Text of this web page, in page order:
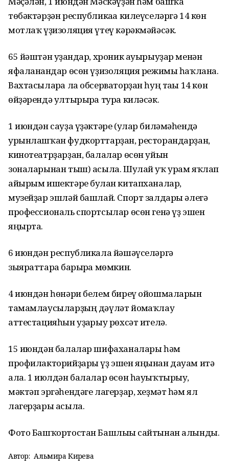
төбәктәрҙән республикаға килеүселәргә 14 көн
мотлаҡ үҙизоляция үтеү кәрәкмәйәсәк.
65 йәштән уҙғандар, хроник ауырыуҙар менән
яфаланғандар өсөн үҙизоляция режимы һаҡлана.
Вахтасыларға ла обсерваторҙан һуң тағы 14 көн
өйҙәрендә ултырырға тура киләсәк.
1 июндән сауҙа үҙәктәре (улар биләмәһендә
урынлашҡан фудкорттарҙан, ресторандарҙан,
кинотеатрҙарҙан, балалар өсөн уйын
зоналарынан тыш) асыла. Шулай уҡ урам яҡлап
айырым ишектәре булған китапханалар,
музейҙар эшләй башлай. Спорт залдары әлегә
профессиональ спортсылар өсөн генә үҙ эшен
яңырта.
6 июндән республикала йәшәүселәргә
зыяраттарға барырға мөмкин.
4 июндән һөнәри белем биреү ойошмаларын
тамамлаусыларҙың дәүләт йомғаҡлау
аттестацияһын уҙғарыу рөхсәт ителә.
15 июндән балалар шифаханалары һәм
профилакторийҙары үҙ эшен яңынан дауам итә
ала. 1 июлдән балалар өсөн һауыҡтырыу,
мәктәп эргәһендәге лагерҙар, хеҙмәт һәм ял
лагерҙары асыла.
Фото Башҡортостан Башлығы сайтынан алынды.
Автор: Альмира Кирәева